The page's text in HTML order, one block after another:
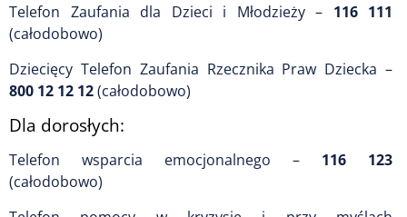
Telefon Zaufania dla Dzieci i Młodzieży – 116 111
(całodobowo)
Dziecięcy Telefon Zaufania Rzecznika Praw Dziecka –
800 12 12 12(całodobowo)
Dla dorosłych:
Telefon wsparcia emocjonalnego – 116 123
(całodobowo)